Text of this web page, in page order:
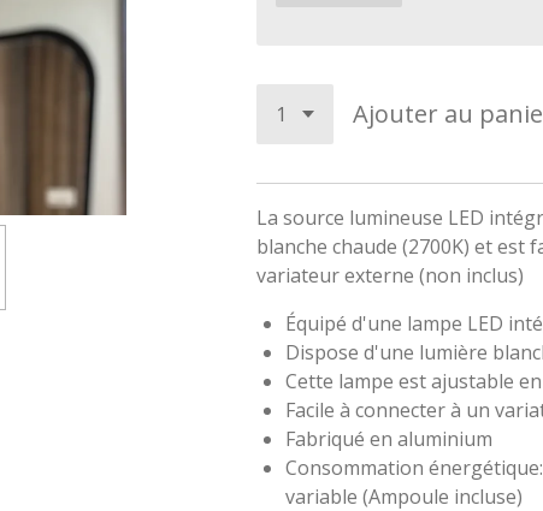
Ajouter au
La source lumineuse LED
blanche chaude (2700K) et est
variateur externe (non inclus)
Équipé d'une lampe LED
Dispose d'une lumière
Cette lampe est ajustable
Facile à connecter à un
Fabriqué en aluminium
Consommation
variable (Ampoule incluse)